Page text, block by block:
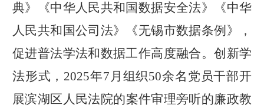
典》《中华人民共和国数据安全法》《中华
人民共和国公司法》《无锡市数据条例》，
促进普法学法和数据工作高度融合。创新学
法形式， 2025年7 月组织50余名党员干部开
展滨湖区 人民法院的案件审理旁听的廉政教